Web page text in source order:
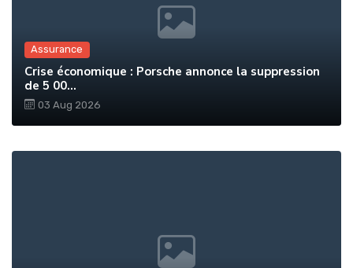
Assurance
Crise économique : Porsche annonce la suppression
de 5 00...
03 Aug 2026